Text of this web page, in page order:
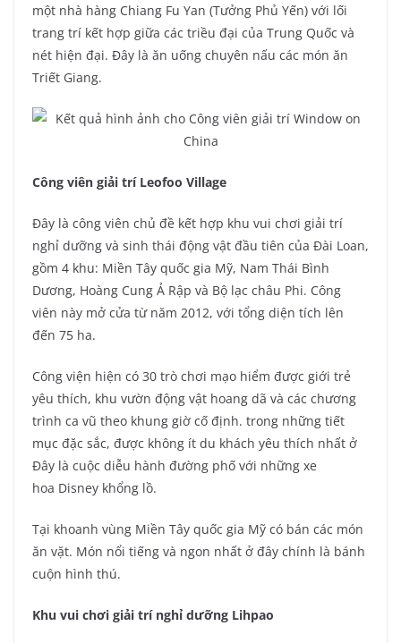
một nhà hàng Chiang Fu Yan (Tưởng Phủ Yến) với lối
trang trí kết hợp giữa các triều đại của Trung Quốc và
nét hiện đại. Đây là ăn uống chuyên nấu các món ăn
Triết Giang.
Công viên giải trí Leofoo Village
Đây là công viên chủ đề kết hợp khu vui chơi giải trí
nghỉ dưỡng và sinh thái động vật đầu tiên của Đài Loan,
gồm 4 khu: Miền Tây quốc gia Mỹ, Nam Thái Bình
Dương, Hoàng Cung Ả Rập và Bộ lạc châu Phi. Công
viên này mở cửa từ năm 2012, với tổng diện tích lên
đến 75 ha.
Công viện hiện có 30 trò chơi mạo hiểm được giới trẻ
yêu thích, khu vườn động vật hoang dã và các chương
trình ca vũ theo khung giờ cố định. trong những tiết
mục đặc sắc, được không ít du khách yêu thích nhất ở
Đây là cuộc diễu hành đường phố với những xe
hoa Disney khổng lồ.
Tại khoanh vùng Miền Tây quốc gia Mỹ có bán các món
ăn vặt. Món nổi tiếng và ngon nhất ở đây chính là bánh
cuộn hình thú.
Khu vui chơi giải trí nghỉ dưỡng Lihpao